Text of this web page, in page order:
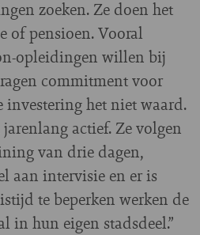
zoeken. Ze doen het
of pensioen. Vooral
opleidingen willen bij
commitment voor
investering het niet waard.
actief. Ze volgen
van drie dagen,
aan intervisie en er is
te beperken werken de
in hun eigen stadsdeel.”